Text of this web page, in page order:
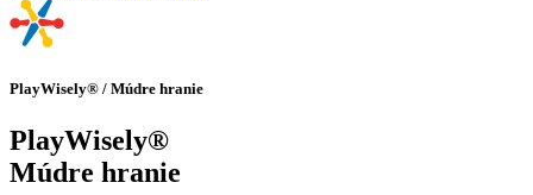
PlayWisely® / Múdre hranie
PlayWisely®
Múdre hranie